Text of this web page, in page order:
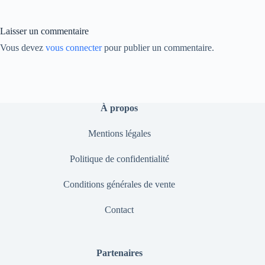
Laisser un commentaire
Vous devez vous connecterpour publier un commentaire.
À propos
Mentions légales
Politique de confidentialité
Conditions générales de vente
Contact
Partenaires